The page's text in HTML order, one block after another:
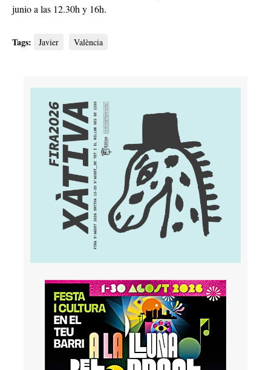
junio a las 12.30h y 16h.
Tags: Javier València